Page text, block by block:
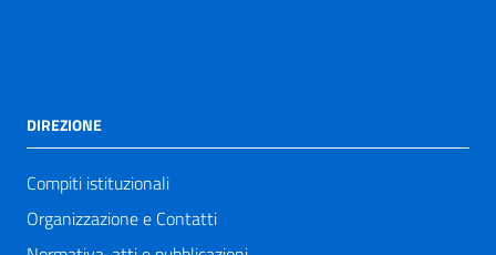
DIREZIONE
Compiti istituzionali
Organizzazione e Contatti